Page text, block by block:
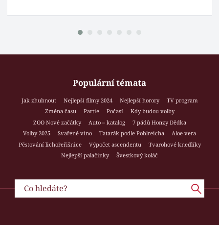
Populární témata
Jak zhubnout Nejlepší filmy 2024 Nejlepší horory
TV program
Změna času
Partie Počasí
Kdy budou volby
ZOO Nové začátky
Auto – katalog
7 pádů Honzy Dědka
Volby 2025
Svařené víno Tatarák podle Pohlreicha
Aloe vera
Pěstování lichořeřišnice
Výpočet ascendentu
Tvarohové knedlíky
Nejlepší palačinky
Švestkový koláč